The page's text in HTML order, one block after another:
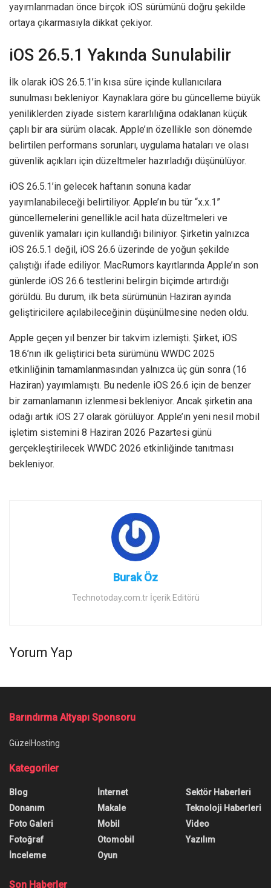
yayımlanmadan önce birçok iOS sürümünü doğru şekilde
ortaya çıkarmasıyla dikkat çekiyor.
iOS 26.5.1 Yakında Sunulabilir
İlk olarak iOS 26.5.1’in kısa süre içinde kullanıcılara
sunulması bekleniyor. Kaynaklara göre bu güncelleme büyük
yeniliklerden ziyade sistem kararlılığına odaklanan küçük
çaplı bir ara sürüm olacak. Apple’ın özellikle son dönemde
belirtilen performans sorunları, uygulama hataları ve olası
güvenlik açıkları için düzeltmeler hazırladığı düşünülüyor.
iOS 26.5.1’in gelecek haftanın sonuna kadar
yayımlanabileceği belirtiliyor. Apple’ın bu tür “x.x.1”
güncellemelerini genellikle acil hata düzeltmeleri ve
güvenlik yamaları için kullandığı biliniyor. Şirketin yalnızca
iOS 26.5.1 değil, iOS 26.6 üzerinde de yoğun şekilde
çalıştığı ifade ediliyor. MacRumors kayıtlarında Apple’ın son
günlerde iOS 26.6 testlerini belirgin biçimde artırdığı
görüldü. Bu durum, ilk beta sürümünün Haziran ayında
geliştiricilere açılabileceğinin düşünülmesine neden oldu.
Apple geçen yıl benzer bir takvim izlemişti. Şirket, iOS
18.6’nın ilk geliştirici beta sürümünü WWDC 2025
etkinliğinin tamamlanmasından yalnızca üç gün sonra (16
Haziran) yayımlamıştı. Bu nedenle iOS 26.6 için de benzer
bir zamanlamanın izlenmesi bekleniyor. Ancak şirketin ana
odağı artık iOS 27 olarak görülüyor. Apple’ın yeni nesil mobil
işletim sistemini 8 Haziran 2026 Pazartesi günü
gerçekleştirilecek WWDC 2026 etkinliğinde tanıtması
bekleniyor.
Burak Öz
Technotoday.com.tr İçerik Editörü
Yorum Yap
Barındırma Altyapı Sponsoru
GüzelHosting
Kategoriler
Blog
Donanım
Foto Galeri
Fotoğraf
İnceleme
İnternet
Makale
Mobil
Otomobil
Oyun
Sektör Haberleri
Teknoloji Haberleri
Video
Yazılım
Son Haberler